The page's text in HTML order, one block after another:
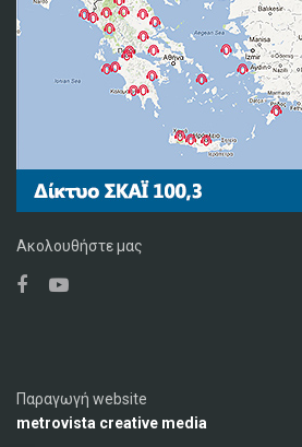
Ακολουθήστε μας
Παραγωγή website
metrovista creative media